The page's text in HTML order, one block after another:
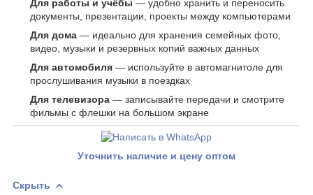
Для работы и учёбы — удобно хранить и переносить
документы, презентации, проекты между компьютерами
Для дома — идеально для хранения семейных фото,
видео, музыки и резервных копий важных данных
Для автомобиля — используйте в автомагнитоле для
прослушивания музыки в поездках
Для телевизора — записывайте передачи и смотрите
фильмы с флешки на большом экране
Уточнить наличие и цену оптом
Скрыть